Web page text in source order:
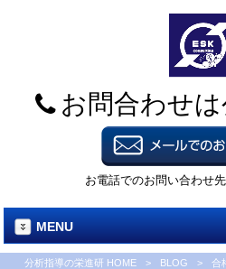
お問合わせは
お電話でのお問い合わせ
MENU
分析指導の栄進研 HOME > BLOG > 合